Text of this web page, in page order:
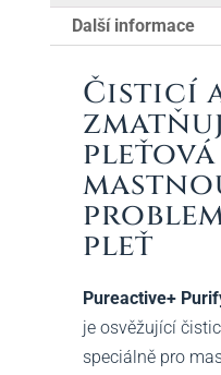
Další informace
Čisticí
pleť
Pureactive+
je osvěžující
speciálně pro